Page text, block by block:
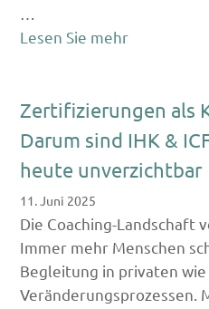
Lesen Sie mehr
Zertifizierungen als
Darum sind IHK &
heute unverzichtbar
11. Juni 2025
Die Coaching-Landschaft
Immer mehr Menschen
Begleitung in privaten
Veränderungsprozessen.